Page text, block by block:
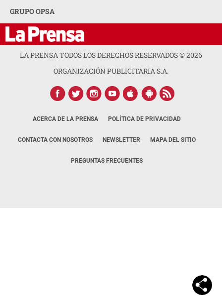
GRUPO OPSA
LA PRENSA TODOS LOS DERECHOS RESERVADOS ©2026
ORGANIZACIÓN PUBLICITARIA S.A.
ACERCA DE LA PRENSA POLÍTICA DE PRIVACIDAD
CONTACTA CON NOSOTROS NEWSLETTER MAPA DEL SITIO
PREGUNTAS FRECUENTES